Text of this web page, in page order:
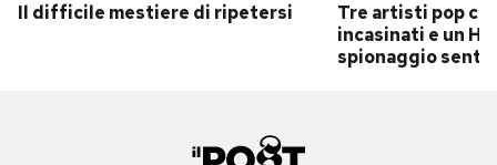
Il difficile mestiere di ripetersi
Tre artisti pop
incasinati e un
spionaggio